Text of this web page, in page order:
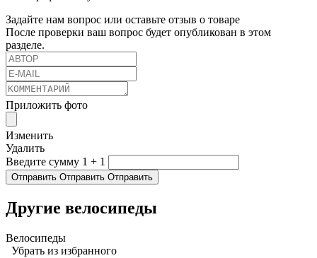
Задайте нам вопрос или оставьте отзыв о товаре
После проверки ваш вопрос будет опубликован в этом
разделе.
Приложить фото
Изменить
Удалить
Введите сумму 1 + 1
Отправить Отправить Отправить
Другие велосипеды
Велосипеды
Убрать из избранного